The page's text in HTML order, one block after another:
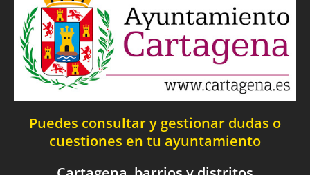
Puedes consultar y gestionar dudas o
cuestiones en tu ayuntamiento